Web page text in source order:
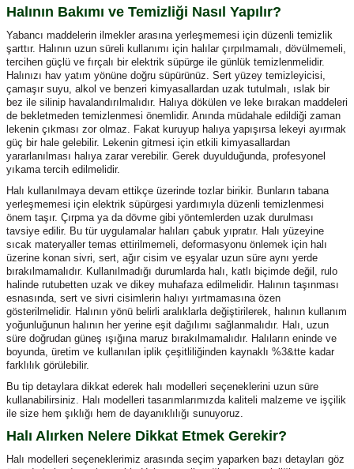
Halının Bakımı ve Temizliği Nasıl Yapılır?
Yabancı maddelerin ilmekler arasına yerleşmemesi için düzenli temizlik
şarttır. Halının uzun süreli kullanımı için halılar çırpılmamalı, dövülmemeli,
tercihen güçlü ve fırçalı bir elektrik süpürge ile günlük temizlenmelidir.
Halınızı hav yatım yönüne doğru süpürünüz. Sert yüzey temizleyicisi,
çamaşır suyu, alkol ve benzeri kimyasallardan uzak tutulmalı, ıslak bir
bez ile silinip havalandırılmalıdır. Halıya dökülen ve leke bırakan maddeleri
de bekletmeden temizlenmesi önemlidir. Anında müdahale edildiği zaman
lekenin çıkması zor olmaz. Fakat kuruyup halıya yapışırsa lekeyi ayırmak
güç bir hale gelebilir. Lekenin gitmesi için etkili kimyasallardan
yararlanılması halıya zarar verebilir. Gerek duyulduğunda, profesyonel
yıkama tercih edilmelidir.
Halı kullanılmaya devam ettikçe üzerinde tozlar birikir. Bunların tabana
yerleşmemesi için elektrik süpürgesi yardımıyla düzenli temizlenmesi
önem taşır. Çırpma ya da dövme gibi yöntemlerden uzak durulması
tavsiye edilir. Bu tür uygulamalar halıları çabuk yıpratır. Halı yüzeyine
sıcak materyaller temas ettirilmemeli, deformasyonu önlemek için halı
üzerine konan sivri, sert, ağır cisim ve eşyalar uzun süre aynı yerde
bırakılmamalıdır. Kullanılmadığı durumlarda halı, katlı biçimde değil, rulo
halinde rutubetten uzak ve dikey muhafaza edilmelidir. Halının taşınması
esnasında, sert ve sivri cisimlerin halıyı yırtmamasına özen
gösterilmelidir. Halının yönü belirli aralıklarla değiştirilerek, halının kullanım
yoğunluğunun halının her yerine eşit dağılımı sağlanmalıdır. Halı, uzun
süre doğrudan güneş ışığına maruz bırakılmamalıdır. Halıların eninde ve
boyunda, üretim ve kullanılan iplik çeşitliliğinden kaynaklı %3&tte kadar
farklılık görülebilir.
Bu tip detaylara dikkat ederek halı modelleri seçeneklerini uzun süre
kullanabilirsiniz. Halı modelleri tasarımlarımızda kaliteli malzeme ve işçilik
ile size hem şıklığı hem de dayanıklılığı sunuyoruz.
Halı Alırken Nelere Dikkat Etmek Gerekir?
Halı modelleri seçeneklerimiz arasında seçim yaparken bazı detayları göz